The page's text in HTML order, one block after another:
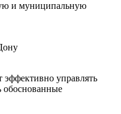
и муниципальную
эффективно управлять
обоснованные